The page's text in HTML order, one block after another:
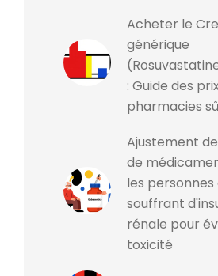
Acheter le
générique
: Guide des
pharmacies
Ajustement
de
les personnes
souffrant
rénale pour
toxicité